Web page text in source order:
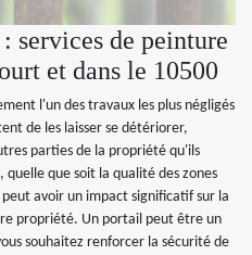
services de peinture
et dans le 10500
l'un des travaux les plus négligés
de les laisser se détériorer,
parties de la propriété qu'ils
que soit la qualité des zones
avoir un impact significatif sur la
propriété. Un portail peut être un
souhaitez renforcer la sécurité de